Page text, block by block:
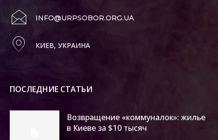
INFO@URPSOBOR.ORG.UA
КИЕВ, УКРАИНА
ПОСЛЕДНИЕ СТАТЬИ
Возвращение «коммуналок»: жилье
в Киеве за $10 тысяч